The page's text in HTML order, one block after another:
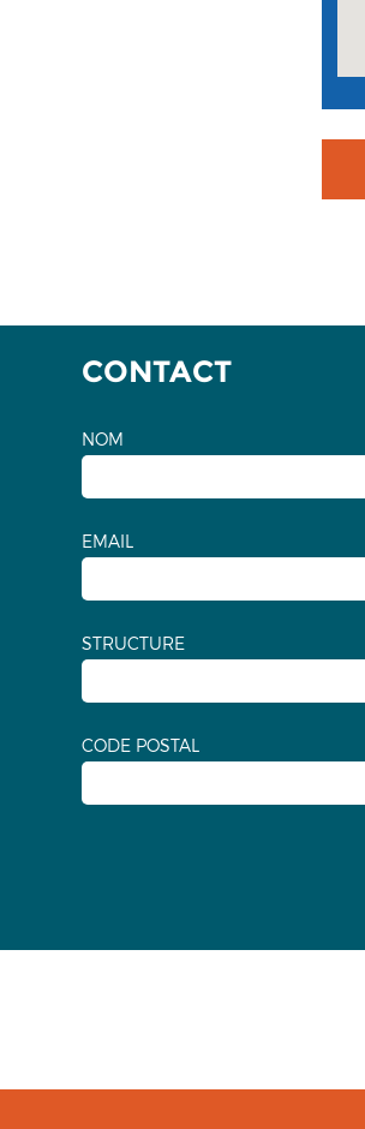
CONTACT
NOM
EMAIL
STRUCTURE
CODE POSTAL